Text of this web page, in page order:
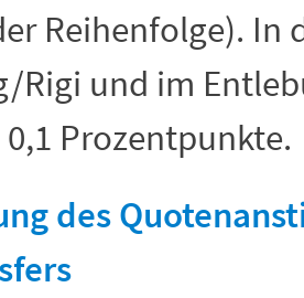
Reihenfolge). In
Rigi und im
Prozentpunkte.
des